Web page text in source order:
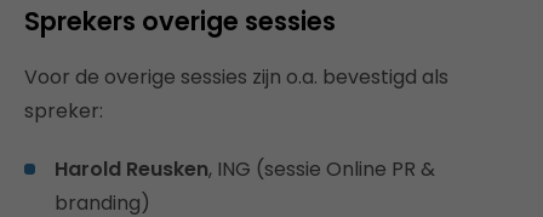
Sprekers overige sessies
Voor de overige sessies zijn o.a. bevestigd als
spreker:
Harold Reusken, ING (sessie Online PR &
branding)